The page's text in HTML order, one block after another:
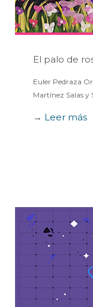
El palo de
Euler Pedraza
Martínez Salas y
→ Leer más